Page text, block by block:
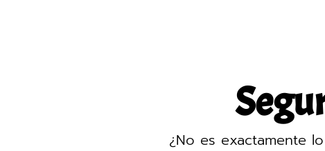
¿No es exactamente